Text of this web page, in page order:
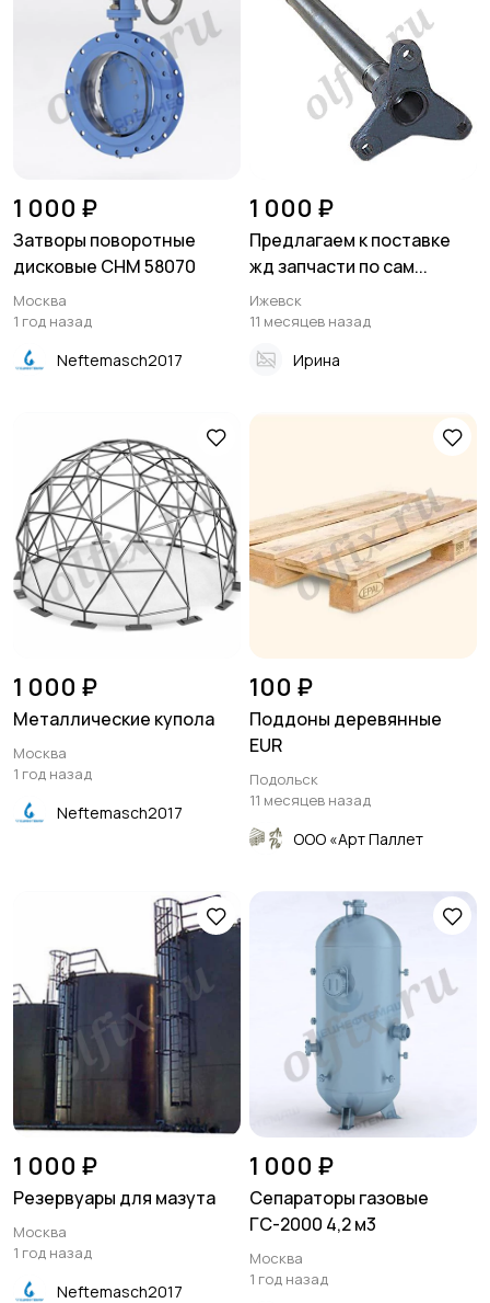
1 000 ₽
Затворы поворотные
дисковые СНМ 58070
Москва
1 год назад
Neftemasch2017
1 000 ₽
Предлагаем к поставке
жд запчасти по сам...
Ижевск
11 месяцев назад
Ирина
1 000 ₽
Металлические купола
Москва
1 год назад
Neftemasch2017
100 ₽
Поддоны деревянные
EUR
Подольск
11 месяцев назад
ООО «Арт Паллет
1 000 ₽
Резервуары для мазута
Москва
1 год назад
Neftemasch2017
1 000 ₽
Сепараторы газовые
ГС-2000 4,2 м3
Москва
1 год назад